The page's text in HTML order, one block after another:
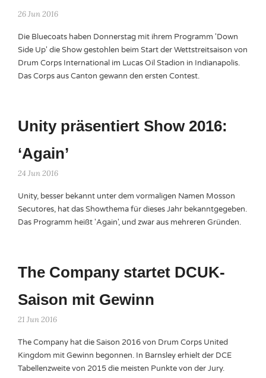
26 Jun 2016
Die Bluecoats haben Donnerstag mit ihrem Programm 'Down
Side Up' die Show gestohlen beim Start der Wettstreitsaison von
Drum Corps International im Lucas Oil Stadion in Indianapolis.
Das Corps aus Canton gewann den ersten Contest.
Unity präsentiert Show 2016:
‘Again’
24 Jun 2016
Unity, besser bekannt unter dem vormaligen Namen Mosson
Secutores, hat das Showthema für dieses Jahr bekanntgegeben.
Das Programm heißt 'Again', und zwar aus mehreren Gründen.
The Company startet DCUK-
Saison mit Gewinn
21 Jun 2016
The Company hat die Saison 2016 von Drum Corps United
Kingdom mit Gewinn begonnen. In Barnsley erhielt der DCE
Tabellenzweite von 2015 die meisten Punkte von der Jury.